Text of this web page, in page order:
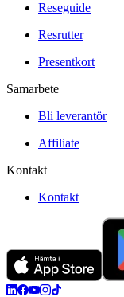
Reseguide
Resrutter
Presentkort
Samarbete
Bli leverantör
Affiliate
Kontakt
Kontakt